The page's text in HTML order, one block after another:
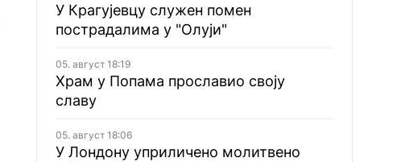
У Крагујевцу служен помен
пострадалима у "Олуји"
05. август 18:19
Храм у Попама прославио своју
славу
05. август 18:06
У Лондону уприличено молитвено